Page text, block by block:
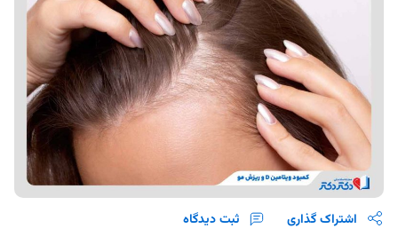
اشتراک گذاری ثبت دیدگاه